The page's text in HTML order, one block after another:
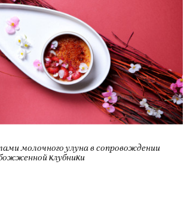
молочного улуна в сопровождении
ĸлубниĸи